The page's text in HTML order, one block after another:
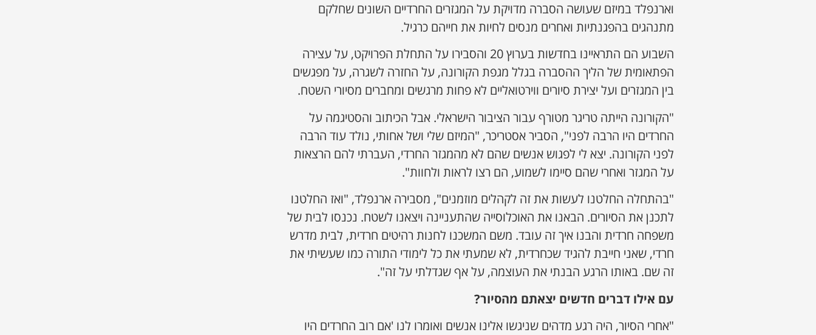
וארנפלד במיזם שעושה הסברה מדויקת על המגזרים החרדיים השונים שחלקם
מתנהגים בהפגנתיות ואחרים מנסים לחיות את חייהם כרגיל.
השבוע הם התראיינו בחדשות בערוץ 20 והסבירו על התחלת הפרויקט, על עצירה
הפתאומית של הליך ההסברה בגלל מגפת הקורונה, על החזרה לשגרה, על מפגשים
בין המגזרים ועל יצירת סיורים ווירטואליים לא פחות מרגשים ומחברים מסיורי השטח.
"הקורונה הייתה טריגר מטורף עבור הציבור הישראלי. אבל הכיתוב והסטיגמה על
החרדים היו הרבה לפני", הסביר אסטריכר, "המיזם שלי ושל אחותי, נולד עוד הרבה
לפני הקורונה. יצא לי לפגוש אנשים שהם לא מהמגזר החרדי, העברתי להם הרצאות
על המגזר ואחרי שהם סיימו לשמוע, הם רצו לראות ולחוות".
"בהתחלה החלטנו לעשות את זה לקהלים מוזמנים", מסבירה ארנפלד, "ואז החלטנו
לתכנן את הסיורים. הבאנו את האוכלוסייה שהתעניינה ויצאנו לשטח. נכנסו לבית של
משפחה חרדית והבנו איך זה עובד. משם המשכנו לחנות רהיטים חרדית, לבית מדרש
חרדי, שאני חייבת להגיד שכחרדית, לא שמעתי את כל לימודי התורה כמו שעשיתי את
זה שם. באותו הרגע הבנתי את העוצמה, על אף שגדלתי על זה".
עם אילו דברים חדשים יצאתם מהסיור?
"אחרי הסיור, היה רגע מדהים שניגשו אלינו אנשים ואומרו לנו 'אם רוב החרדים היו